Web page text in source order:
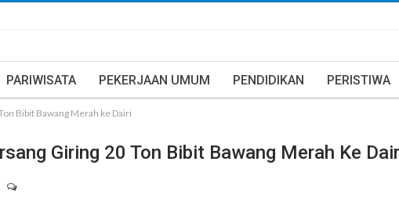
PARIWISATA PEKERJAAN UMUM PENDIDIKAN PERISTIWA
Bibit Bawang Merah ke Dairi
Giring 20 Ton Bibit Bawang Merah Ke